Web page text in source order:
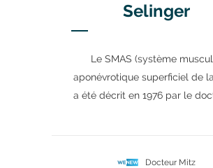
Selinger
Le SMAS (système
aponévrotique superficiel de
a été décrit en 1976 par le
Docteur Mitz